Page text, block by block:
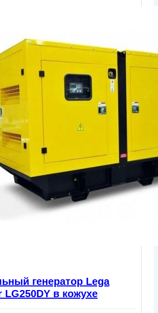
генератор Lega
LG250DY в кожухе